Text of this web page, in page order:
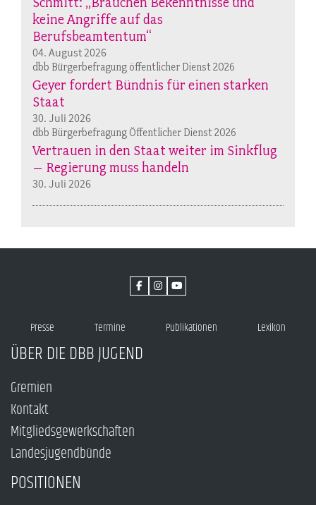
keine Angriffe auf das
Berufsbeamtentum“
04. August 2026
dbb Bürgerbefragung öffentlicher Dienst 2026
Geyer fordert Bündnis für einen starken
Staat
30. Juli 2026
dbb Bürgerbefragung Öffentlicher Dienst 2026
Vertrauen in den Staat weiter im Sinkflug
– Regierung muss handeln
30. Juli 2026
Presse Termine Publikationen Lexikon
ÜBER DIE DBB JUGEND
Gremien
Kontakt
Mitgliedsgewerkschaften
Landesjugendbünde
POSITIONEN